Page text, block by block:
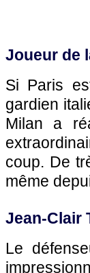
Joueur de
Si Paris
gardien
Milan a
coup. De
même
Jean-Clair
Le